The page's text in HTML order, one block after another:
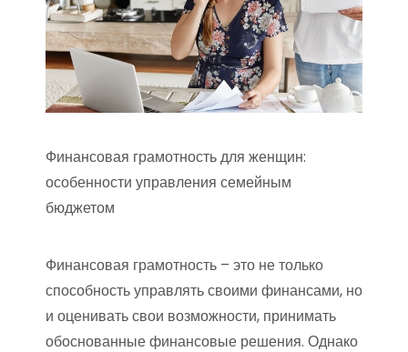
Финансовая грамотность для женщин:
особенности управления семейным
бюджетом
Финансовая грамотность – это не только
способность управлять своими финансами, но
и оценивать свои возможности, принимать
обоснованные финансовые решения. Однако